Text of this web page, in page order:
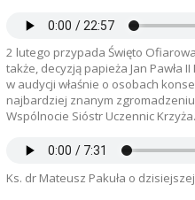
2 lutego przypada Święto
także, decyzją papieża Jan Pawła
w audycji właśnie o osobach
najbardziej znanym
Wspólnocie Sióstr Uczennic Krzyża.
Ks. dr Mateusz Pakuła o